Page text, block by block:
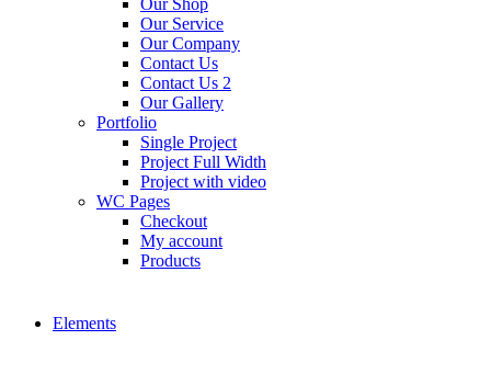
Our Shop
Our Service
Our Company
Contact Us
Contact Us 2
Our Gallery
Portfolio
Single Project
Project Full Width
Project with video
WC Pages
Checkout
My account
Products
Elements